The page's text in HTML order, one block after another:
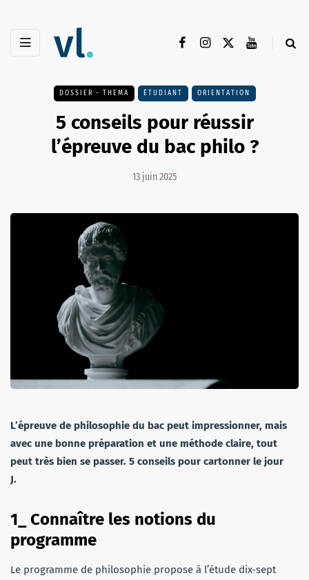
DOSSIER - THEMA ÉTUDIANT ORIENTATION
5 conseils pour réussir
l’épreuve du bac philo ?
13 juin 2025
L’épreuve de philosophie du bac peut impressionner, mais
avec une bonne préparation et une méthode claire, tout
peut très bien se passer. 5 conseils pour cartonner le jour
J.
1_ Connaître les notions du
programme
Le programme de philosophie propose à l’étude dix-sept